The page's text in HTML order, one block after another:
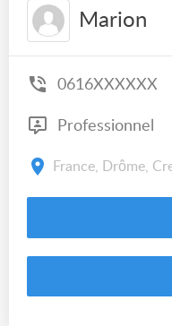
Marion
0616XXXXXX
Professionnel
France, Drôme,